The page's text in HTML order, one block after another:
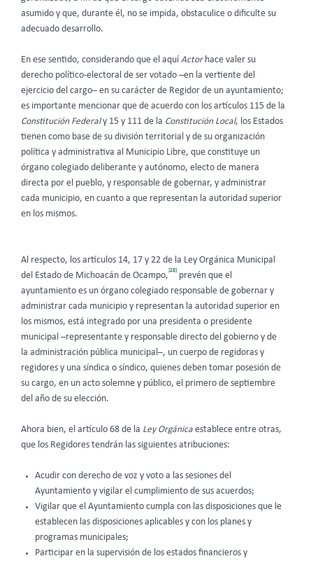
asumido y que, durante él, no se impida, obstaculice o dificulte su
adecuado desarrollo.
En ese sentido, considerando que el aquí Actorhace valer su
derecho político-electoral de ser votado –en la vertiente del
ejercicio del cargo– en su carácter de Regidor de un ayuntamiento;
es importante mencionar que de acuerdo con los artículos 115 de la
Constitución Federaly 15 y 111 de la Constitución Local, los Estados
tienen como base de su división territorial y de su organización
política y administrativa al Municipio Libre, que constituye un
órgano colegiado deliberante y autónomo, electo de manera
directa por el pueblo, y responsable de gobernar, y administrar
cada municipio, en cuanto a que representan la autoridad superior
en los mismos.
Al respecto, los artículos 14, 17 y 22 de la Ley Orgánica Municipal
del Estado de Michoacán de Ocampo,
[28]
prevén que el
ayuntamiento es un órgano colegiado responsable de gobernar y
administrar cada municipio y representan la autoridad superior en
los mismos, está integrado por una presidenta o presidente
municipal –representante y responsable directo del gobierno y de
la administración pública municipal–, un cuerpo de regidoras y
regidores y una síndica o síndico, quienes deben tomar posesión de
su cargo, en un acto solemne y público, el primero de septiembre
del año de su elección.
Ahora bien, el artículo 68 de la Ley Orgánica establece entre otras,
que los Regidores tendrán las siguientes atribuciones:
Acudir con derecho de voz y voto a las sesiones del
Ayuntamiento y vigilar el cumplimiento de sus acuerdos;
Vigilar que el Ayuntamiento cumpla con las disposiciones que le
establecen las disposiciones aplicables y con los planes y
programas municipales;
Participar en la supervisión de los estados financieros y